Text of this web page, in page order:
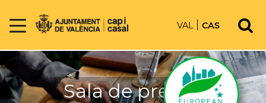
VAL CAS
Sala de prensa